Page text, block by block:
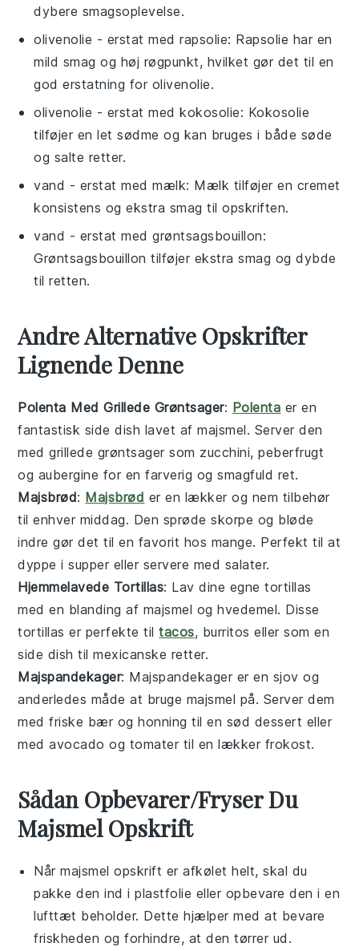
dybere smagsoplevelse.
olivenolie - erstat medrapsolie: Rapsolie har en
mild smag og høj røgpunkt, hvilket gør det til en
god erstatning for olivenolie.
olivenolie - erstat medkokosolie: Kokosolie
tilføjer en let sødme og kan bruges i både søde
og salte retter.
vand - erstat medmælk: Mælk tilføjer en cremet
konsistens og ekstra smag til opskriften.
vand - erstat medgrøntsagsbouillon:
Grøntsagsbouillon tilføjer ekstra smag og dybde
til retten.
Andre Alternative Opskrifter
Lignende Denne
Polenta Med Grillede Grøntsager: Polenta er en
fantastisk side dish lavet afmajsmel. Server den
med grillede grøntsager som zucchini,peberfrugt
og aubergine for en farverig og smagfuld ret.
Majsbrød: Majsbrød er en lækker og nem tilbehør
til enhver middag. Den sprøde skorpe og bløde
indre gør det til en favorit hos mange. Perfekt til at
dyppe isupper eller servere med salater.
Hjemmelavede Tortillas: Lav dine egnetortillas
med en blanding af majsmel oghvedemel. Disse
tortillas er perfekte tiltacos, burritos eller som en
side dish tilmexicanske retter.
Majspandekager: Majspandekager er en sjov og
anderledes måde at bruge majsmel på. Server dem
medfriske bær oghonning til en sød dessert eller
medavocado og tomater til en lækker frokost.
Sådan Opbevarer/Fryser Du
Majsmel Opskrift
Nårmajsmel opskrift er afkølet helt, skal du
pakke den ind i plastfolie eller opbevare den i en
lufttæt beholder. Dette hjælper med at bevare
friskheden og forhindre, at den tørrer ud.